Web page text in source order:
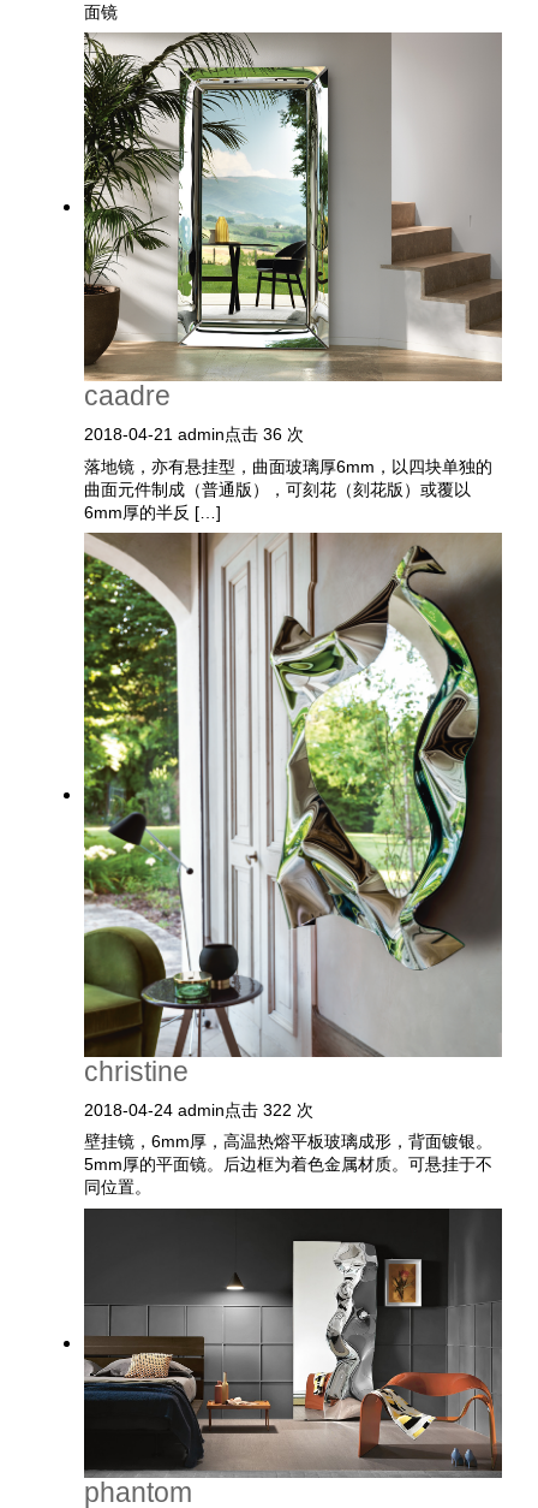
面镜
caadre
2018-04-21 admin点击 36 次
落地镜，亦有悬挂型，曲面玻璃厚6mm，以四块单独的
曲面元件制成（普通版），可刻花（刻花版）或覆以
6mm厚的半反 […]
christine
2018-04-24 admin 点击 322 次
壁挂镜，6mm厚，高温热熔平板玻璃成形，背面镀银。
5mm厚的平面镜。后边框为着色金属材质。可悬挂于不
同位置。
phantom